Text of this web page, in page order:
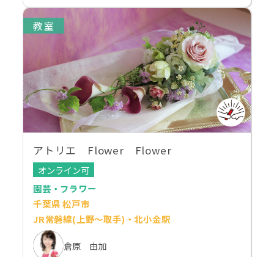
教室
アトリエ Flower Flower
オンライン可
園芸・フラワー
千葉県 松戸市
JR常磐線(上野～取手)・北小金駅
倉原 由加